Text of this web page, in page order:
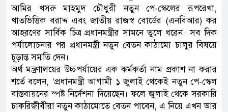
আমির খসরু মাহমুদ চৌধুরী নতুন পে-স্কেলের রূপরেখা,
খাতভিত্তিক বরাদ্দ এবং জাতীয় রাজস্ব বোর্ডের (এনবিআর) কর
আহরণের সার্বিক চিত্র প্রধানমন্ত্রীর সামনে তুলে ধরেন। সব দিক
পর্যালোচনার পর প্রধানমন্ত্রী নতুন বেতন কাঠামো চালুর বিষয়ে
চূড়ান্ত সম্মতি দেন।
অর্থ মন্ত্রণালয়ের উচ্চপর্যায়ের এক কর্মকর্তা নাম প্রকাশ না করার
শর্তে বলেন, ‘প্রধানমন্ত্রী আগামী ১ জুলাই থেকেই নতুন পে-স্কেল
বাস্তবায়নের স্পষ্ট নির্দেশনা দিয়েছেন। ফলে জুলাই থেকে সরকারি
চাকরিজীবীরা নতুন কাঠামোতে বেতন পাবেন, এ নিয়ে এখন আর